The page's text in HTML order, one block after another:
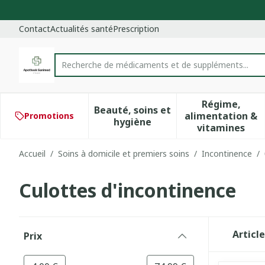
ContactActualités santéPrescription
Rechercher
Recherche de médi
Promotions
Beauté, soins et
hygièneAfficher le sous-menu pour
Régime,
alimentation &
vitamines
Afficher
Accueil / Soins à domicile et premiers soins / Incontinence /
Culottes d'incontinence
Prix